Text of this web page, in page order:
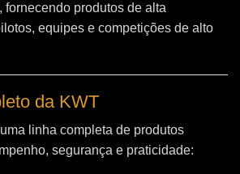
fornecendo produtos de alta
equipes e competições de alto
da KWT
linha completa de produtos
segurança e praticidade: